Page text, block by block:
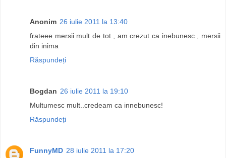
Anonim 26 iulie 2011 la 13:40
frateee mersii mult de tot , am crezut ca inebunesc , mersii
din inima
Răspundeți
Bogdan 26 iulie 2011 la 19:10
Multumesc mult..credeam ca innebunesc!
Răspundeți
FunnyMD 28 iulie 2011 la 17:20